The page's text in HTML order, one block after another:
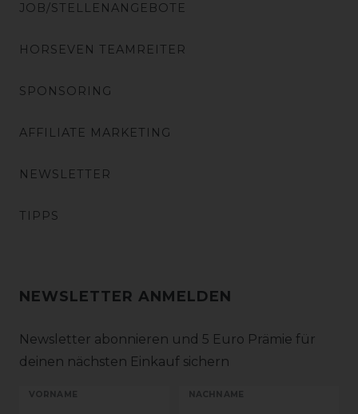
JOB/STELLENANGEBOTE
HORSEVEN TEAMREITER
SPONSORING
AFFILIATE MARKETING
NEWSLETTER
TIPPS
NEWSLETTER ANMELDEN
Newsletter abonnieren und 5 Euro Prämie für
deinen nächsten Einkauf sichern
VORNAME NACHNAME